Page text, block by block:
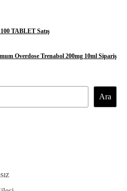
TABLET Satış
Overdose Trenabol 200mg 10ml Sipariş
Ara